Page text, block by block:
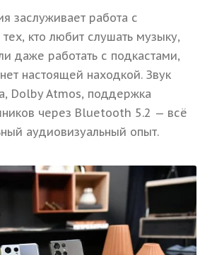
заслуживает работа с
кто любит слушать музыку,
даже работать с подкастами,
настоящей находкой. Звук
Dolby Atmos, поддержка
через Bluetooth 5.2 — всё
аудиовизуальный опыт.